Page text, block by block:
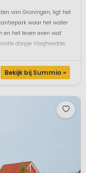
van Groningen, ligt het
waar het water
en het leven even wat
dorpje Vlagtwedde,
Bekijk bij Summio »